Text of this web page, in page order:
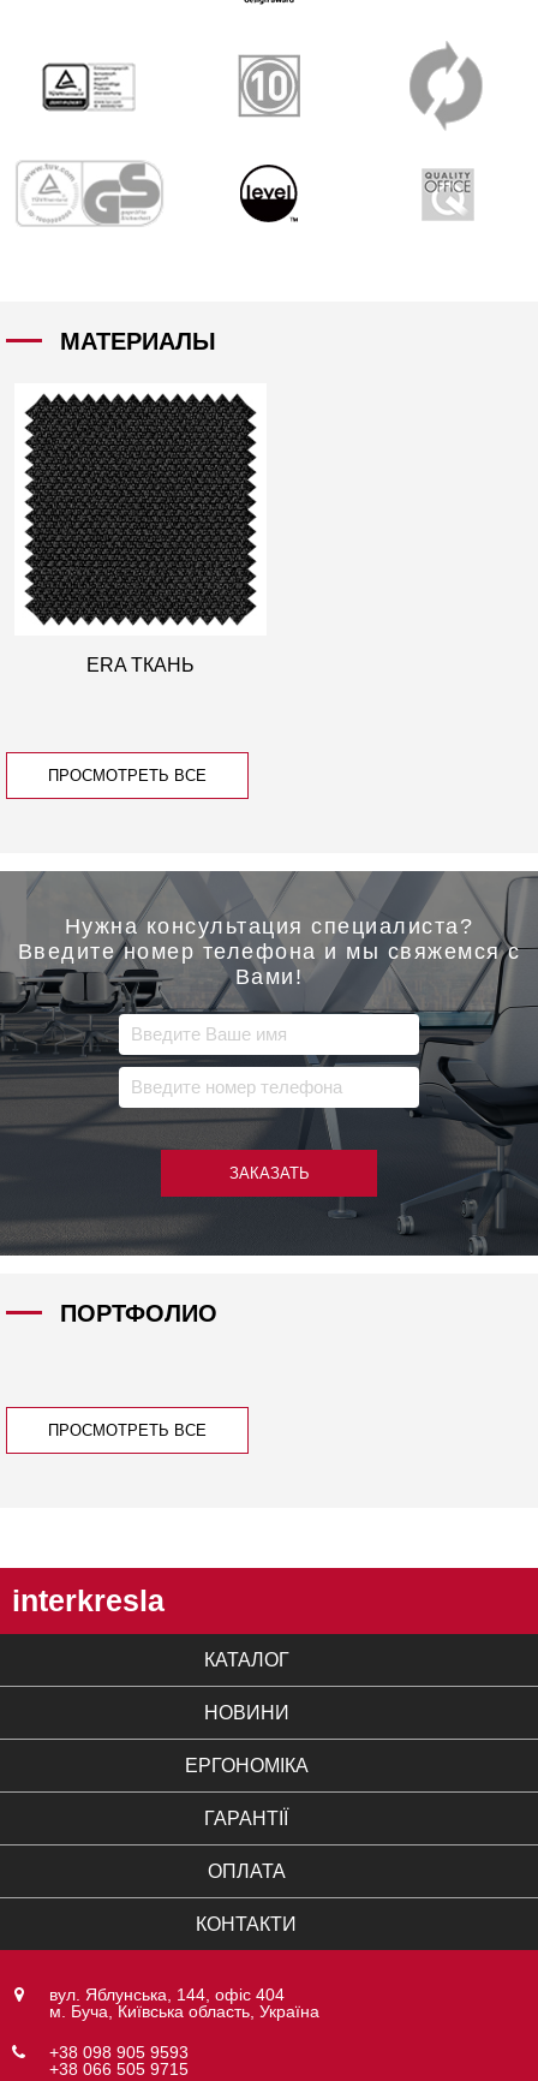
МАТЕРИАЛЫ
ERA ТКАНЬ
ПРОСМОТРЕТЬ ВСЕ
Нужна консультация специалиста?
Введите номер телефона и мы свяжемся с
Вами!
ЗАКАЗАТЬ
ПОРТФОЛИО
ПРОСМОТРЕТЬ ВСЕ
interkresla
КАТАЛОГ
НОВИНИ
ЕРГОНОМІКА
ГАРАНТІЇ
ОПЛАТА
КОНТАКТИ
вул. Яблунська, 144, офіс 404
м. Буча, Київська область, Україна
+38 098 905 9593
+38 066 505 9715